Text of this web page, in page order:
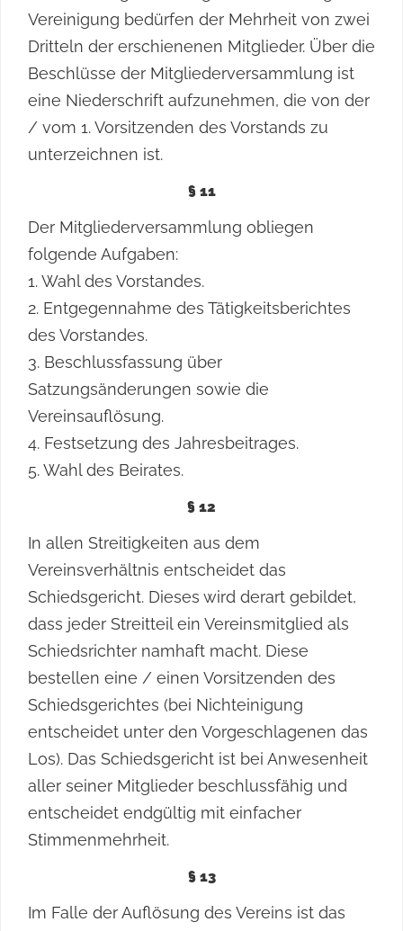
Vereinigung bedürfen der Mehrheit von zwei
Dritteln der erschienenen Mitglieder. Über die
Beschlüsse der Mitgliederversammlung ist
eine Niederschrift aufzunehmen, die von der
/ vom 1. Vorsitzenden des Vorstands zu
unterzeichnen ist.
§ 11
Der Mitgliederversammlung obliegen
folgende Aufgaben:
1. Wahl des Vorstandes.
2. Entgegennahme des Tätigkeitsberichtes
des Vorstandes.
3. Beschlussfassung über
Satzungsänderungen sowie die
Vereinsauflösung.
4. Festsetzung des Jahresbeitrages.
5. Wahl des Beirates.
§ 12
In allen Streitigkeiten aus dem
Vereinsverhältnis entscheidet das
Schiedsgericht. Dieses wird derart gebildet,
dass jeder Streitteil ein Vereinsmitglied als
Schiedsrichter namhaft macht. Diese
bestellen eine / einen Vorsitzenden des
Schiedsgerichtes (bei Nichteinigung
entscheidet unter den Vorgeschlagenen das
Los). Das Schiedsgericht ist bei Anwesenheit
aller seiner Mitglieder beschlussfähig und
entscheidet endgültig mit einfacher
Stimmenmehrheit.
§ 13
Im Falle der Auflösung des Vereins ist das